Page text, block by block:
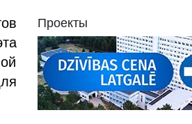
Проекты